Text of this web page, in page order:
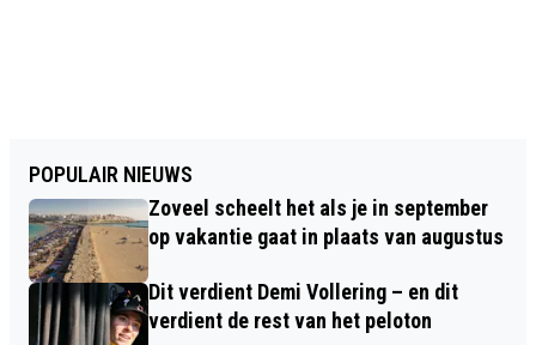
POPULAIR NIEUWS
Zoveel scheelt het als je in september
op vakantie gaat in plaats van augustus
Dit verdient Demi Vollering – en dit
verdient de rest van het peloton